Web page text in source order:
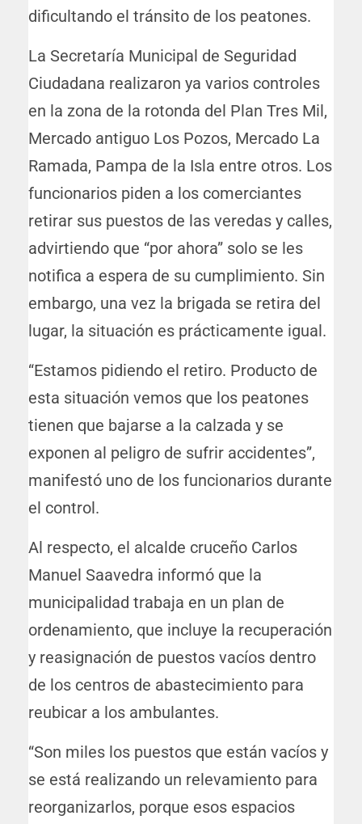
dificultando el tránsito de los peatones.
La Secretaría Municipal de Seguridad
Ciudadana realizaron ya varios controles
en la zona de la rotonda del Plan Tres Mil,
Mercado antiguo Los Pozos, Mercado La
Ramada, Pampa de la Isla entre otros. Los
funcionarios piden a los comerciantes
retirar sus puestos de las veredas y calles,
advirtiendo que “por ahora” solo se les
notifica a espera de su cumplimiento. Sin
embargo, una vez la brigada se retira del
lugar, la situación es prácticamente igual.
“Estamos pidiendo el retiro. Producto de
esta situación vemos que los peatones
tienen que bajarse a la calzada y se
exponen al peligro de sufrir accidentes”,
manifestó uno de los funcionarios durante
el control.
Al respecto, el alcalde cruceño Carlos
Manuel Saavedra informó que la
municipalidad trabaja en un plan de
ordenamiento, que incluye la recuperación
y reasignación de puestos vacíos dentro
de los centros de abastecimiento para
reubicar a los ambulantes.
“Son miles los puestos que están vacíos y
se está realizando un relevamiento para
reorganizarlos, porque esos espacios